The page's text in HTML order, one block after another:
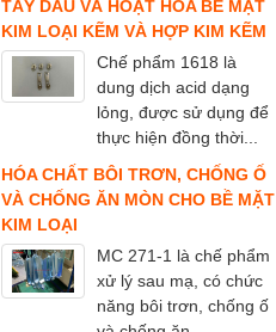
TẨY DẦU VÀ HOẠT HÓA BỀ MẶT
KIM LOẠI KẼM VÀ HỢP KIM KẼM
Chế phẩm 1618 là
dung dịch acid dạng
lỏng, được sử dụng để
thực hiện đồng thời...
HÓA CHẤT BÔI TRƠN, CHỐNG Ố
VÀ CHỐNG ĂN MÒN CHO BỀ MẶT
KIM LOẠI
MC 271-1 là chế phẩm
xử lý sau mạ, có chức
năng bôi trơn, chống ố